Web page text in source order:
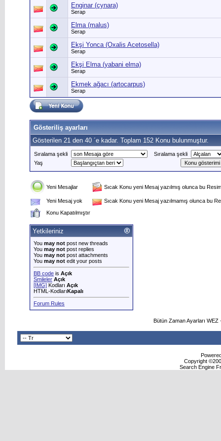
Enginar (cynara)
Serap
Elma (malus)
Serap
Ekşi Yonca (Oxalis Acetosella)
Serap
Ekşi Elma (yabani elma)
Serap
Ekmek ağacı (artocarpus)
Serap
Gösteriliş ayarları
Gösterilen 21 den 40 ´e kadar. Toplam 152 Konu bulunmuştur.
Sıralama şekli
Sıralama şekli
Yaş
Yeni Mesajlar Sıcak Konu yeni Mesaj yazılmış olunca bu
Yeni Mesaj yok
Sıcak Konu yeni Mesaj yazılmamış olunca bu
Konu Kapatılmıştır
Yetkileriniz
You may not post new threads
You may not post replies
You may not post attachments
You may not edit your posts
BB code is Açık
Smileler Açık
[IMG] Kodları Açık
HTML-KodlarıKapalı
Forum Rules
Bütün Zaman Ayarları
Copyright
Search Engine